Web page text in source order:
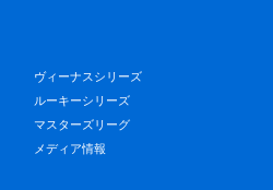
ヴィーナスシリーズ
ルーキーシリーズ
マスターズリーグ
メディア情報